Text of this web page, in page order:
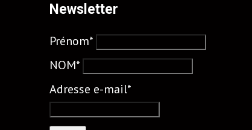
Newsletter
Prénom*
NOM*
Adresse e-mail*